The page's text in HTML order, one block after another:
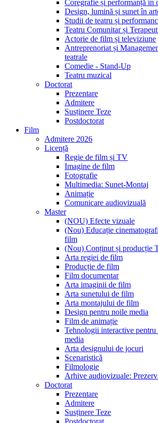
Coregrafie și performanță în
Design, lumină și sunet în
Studii de teatru și
Teatru Comunitar și
Actorie de film și televiziune
Antreprenoriat și
teatrale
Comedie - Stand-Up
Teatru muzical
Doctorat
Prezentare
Admitere
Susținere Teze
Postdoctorat
Film
Admitere 2026
Licență
Regie de film și TV
Imagine de film
Fotografie
Multimedia: Sunet-Montaj
Animație
Comunicare audiovizuală
Master
(NOU) Efecte vizuale
(Nou) Educație
film
(Nou) Conținut și producție
Arta regiei de film
Producție de film
Film documentar
Arta imaginii de film
Arta sunetului de film
Arta montajului de film
Design pentru noile media
Film de animație
Tehnologii interactive pentru
media
Arta designului de jocuri
Scenaristică
Filmologie
Arhive audiovizuale:
Doctorat
Prezentare
Admitere
Susținere Teze
Postdoctorat